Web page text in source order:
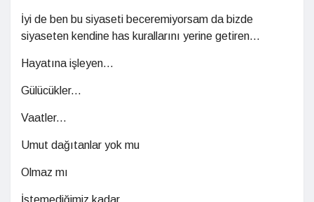
İyi de ben bu siyaseti beceremiyorsam da bizde
siyaseten kendine has kurallarını yerine getiren...
Hayatına işleyen...
Gülücükler...
Vaatler...
Umut dağıtanlar yok mu
Olmaz mı
İstemediğimiz kadar.